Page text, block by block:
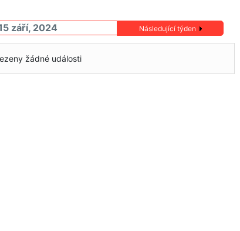
září, 2024 Následující týden
žádné události